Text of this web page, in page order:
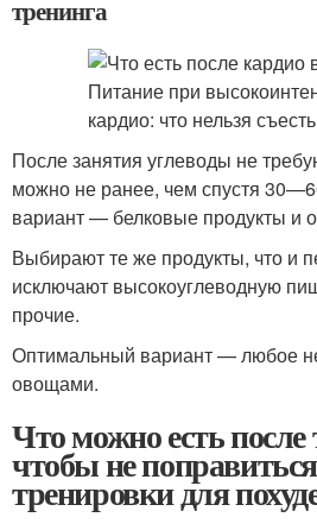
тренинга
После занятия углеводы не
можно не ранее, чем спустя
вариант — белковые продукты и
Выбирают те же продукты, что и
исключают высокоуглеводную
прочие.
Оптимальный вариант — любое
овощами.
Что можно есть
чтобы не
тренировки для